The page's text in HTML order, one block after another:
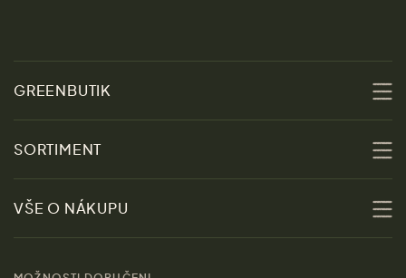
GREENBUTIK
O nás
Udržitelnost
Obchody
SORTIMENT
Slevy
Ženy
VŠE O NÁKUPU